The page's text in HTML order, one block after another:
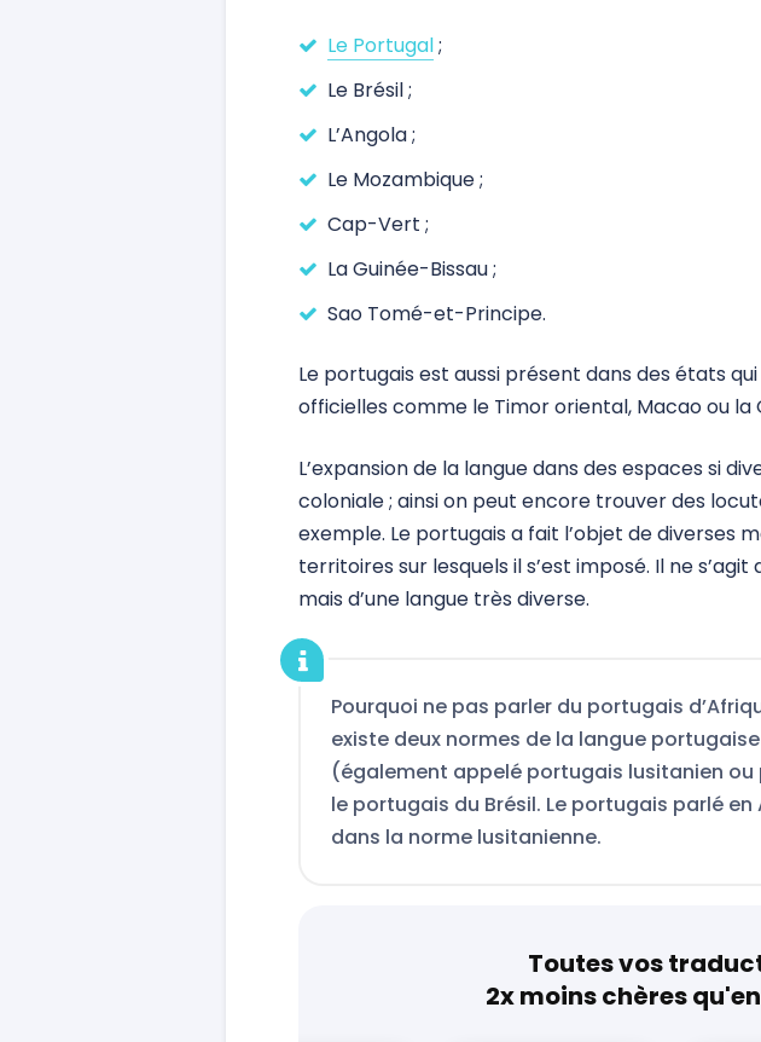
Le Portugal;
Le Brésil ;
L’Angola ;
Le Mozambique ;
Cap-Vert ;
La Guinée-Bissau ;
Sao Tomé-et-Principe.
Le portugais est aussi présent dans des états
officielles comme le Timor oriental, Macao ou la
L’expansion de la langue dans des espaces si
coloniale ; ainsi on peut encore trouver des
exemple. Le portugais a fait l’objet de diverses
territoires sur lesquels il s’est imposé. Il ne s’agit
mais d’une langue très diverse.
Pourquoi ne pas parler du portugais
existe deux normes de la langue
(également appelé portugais lusitanien
le portugais du Brésil. Le portugais parlé
dans la norme lusitanienne.
Toutes vos
2x moins chères